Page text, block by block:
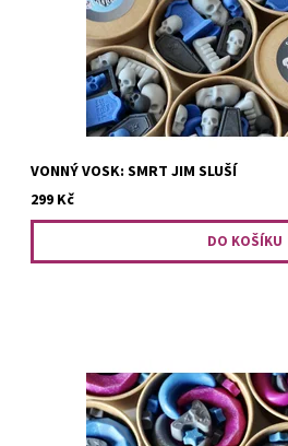
VONNÝ VOSK: SMRT JIM SLUŠÍ
299 Kč
Kouzelná směs bylinek. Fialová -
Modrá - šeřík. V jedné ekologické
sójového vosku.